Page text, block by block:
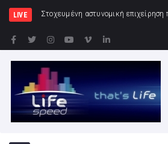
LIVE Εγκαίν